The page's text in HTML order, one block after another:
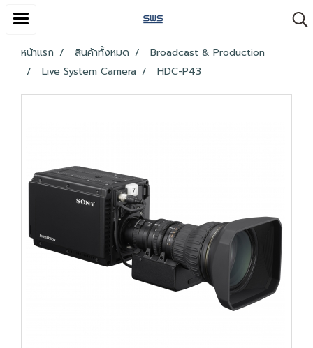
หน้าแรก สินค้าทั้งหมด
Broadcast & Production
Live System Camera
HDC-P43